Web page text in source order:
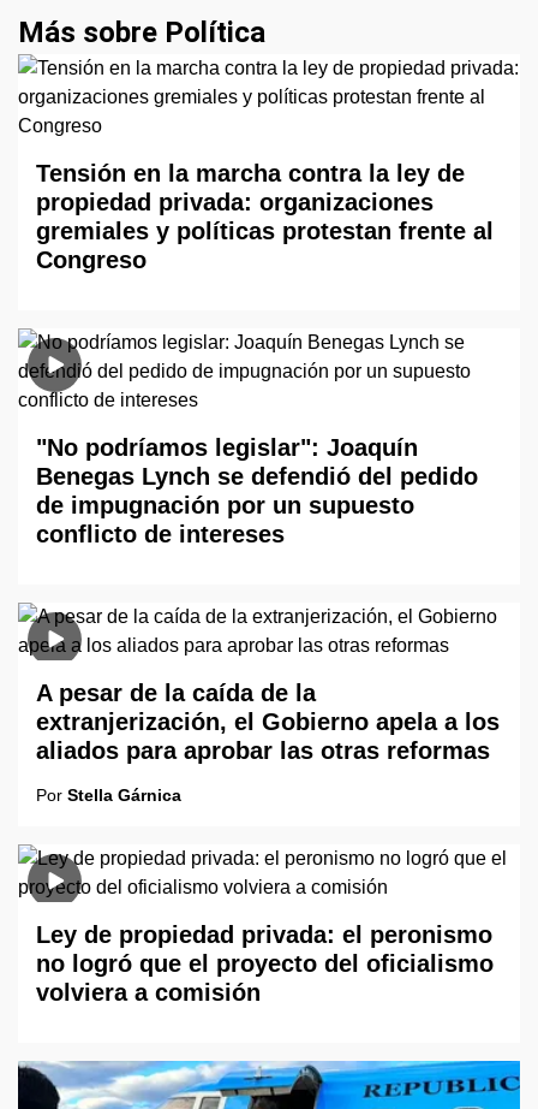
Más sobre Política
Tensión en la marcha contra la ley de
propiedad privada: organizaciones
gremiales y políticas protestan frente al
Congreso
"No podríamos legislar": Joaquín
Benegas Lynch se defendió del pedido
de impugnación por un supuesto
conflicto de intereses
A pesar de la caída de la
extranjerización, el Gobierno apela a los
aliados para aprobar las otras reformas
Por Stella Gárnica
Ley de propiedad privada: el peronismo
no logró que el proyecto del oficialismo
volviera a comisión